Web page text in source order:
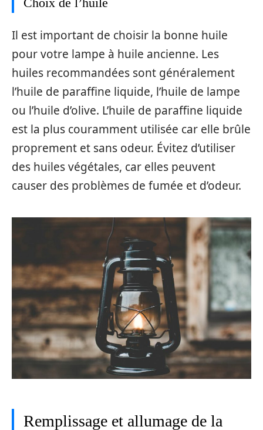
Il est important de choisir la bonne huile
pour votre lampe à huile ancienne. Les
huiles recommandées sont généralement
l’huile de paraffine liquide, l’huile de lampe
ou l’huile d’olive. L’huile de paraffine liquide
est la plus couramment utilisée car elle brûle
proprement et sans odeur. Évitez d’utiliser
des huiles végétales, car elles peuvent
causer des problèmes de fumée et d’odeur.
Remplissage et allumage de la